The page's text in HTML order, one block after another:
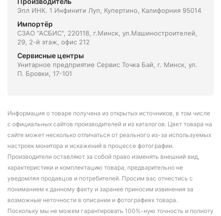
Эпл ИНК. 1 Инфинити Луп, Купертино, Калифорния 95014
Импортёр
СЗАО "АСБИС", 220118, г.Минск, ул.Машиностроителей,
29, 2-й этаж, офис 212
Сервисные центры
Унитарное предприятие Сервис Точка Бай, г. Минск, ул.
П. Бровки, 17-101
Информация о товаре получена из открытых источников, в том числе
с официальных сайтов производителей и из каталогов. Цвет товара на
сайте может несколько отличаться от реального из-за используемых
настроек монитора и искажений в процессе фотографии.
Производители оставляют за собой право изменять внешний вид,
характеристики и комплектацию товара, предварительно не
уведомляя продавцов и потребителей. Просим вас отнестись с
пониманием к данному факту и заранее приносим извинения за
возможные неточности в описании и фотографиях товара.
Поскольку мы не можем гарантировать 100%-ную точность и полноту